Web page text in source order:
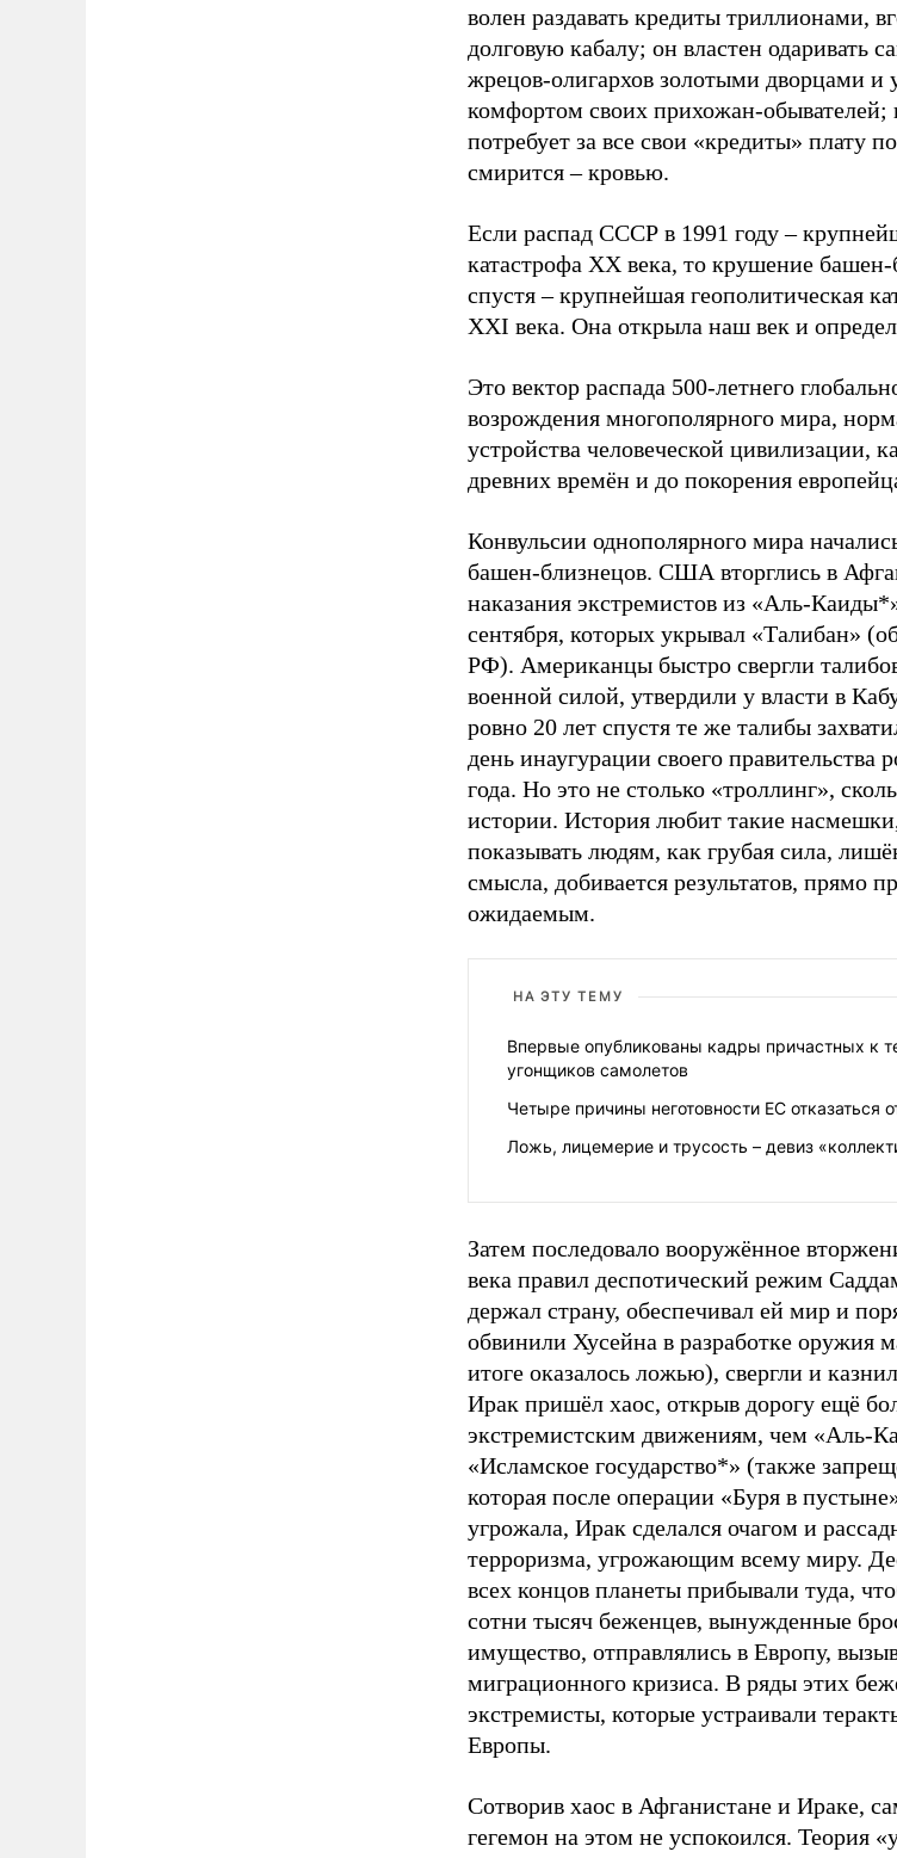
волен раздавать кредиты триллионами,
долговую кабалу; он властен одаривать
жрецов-олигархов золотыми дворцами и
комфортом своих прихожан-
потребует за все свои «кредиты» плату
смирится – кровью.
Если распад СССР в 1991 году –
катастрофа XX века, то крушение башен-
спустя – крупнейшая геополитическая
XXI века. Она открыла наш век и
Это вектор распада 500-летнего
возрождения многополярного мира,
устройства человеческой цивилизации,
древних времён и до покорения
Конвульсии однополярного мира
башен-близнецов. США вторглись в
наказания экстремистов из «Аль-
сентября, которых укрывал «Талибан»
РФ). Американцы быстро свергли
военной силой, утвердили у власти в
ровно 20 лет спустя те же талибы
день инаугурации своего правительства
года. Но это не столько «троллинг»,
истории. История любит такие
показывать людям, как грубая сила,
смысла, добивается результатов, прямо
ожидаемым.
НА ЭТУ ТЕМУ
Впервые опубликованы кадры причастных к
угонщиков самолетов
Четыре причины неготовности ЕС отказаться
Ложь, лицемерие и трусость – девиз
Затем последовало вооружённое
века правил деспотический режим
держал страну, обеспечивал ей мир и
обвинили Хусейна в разработке оружия
итоге оказалось ложью), свергли и
Ирак пришёл хаос, открыв дорогу ещё
экстремистским движениям, чем «Аль-
«Исламское государство*» (также
которая после операции «Буря в
угрожала, Ирак сделался очагом и
терроризма, угрожающим всему миру.
всех концов планеты прибывали туда,
сотни тысяч беженцев, вынужденные
имущество, отправлялись в Европу,
миграционного кризиса. В ряды этих
экстремисты, которые устраивали
Европы.
Сотворив хаос в Афганистане и Ираке,
гегемон на этом не успокоился. Теория